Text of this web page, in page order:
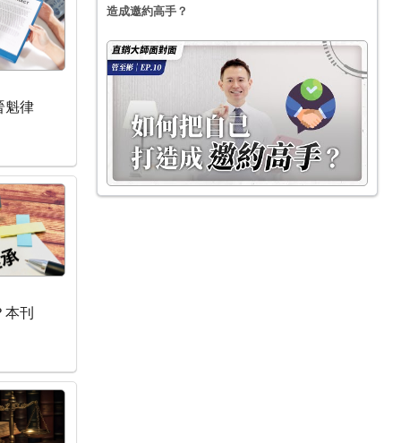
魁律
刊
造成邀約高手？